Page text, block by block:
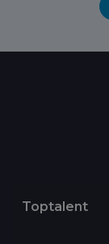
Toptalent